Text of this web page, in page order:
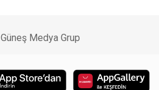
Güneş Medya Grup